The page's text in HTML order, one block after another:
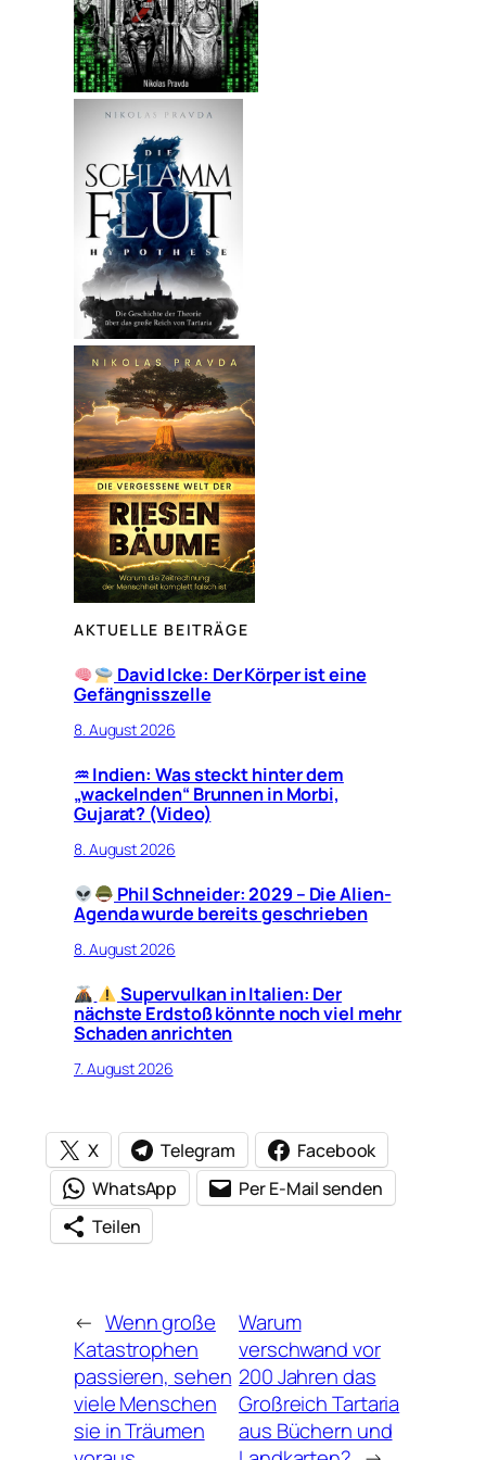
AKTUELLE BEITRÄGE
David Icke: Der Körper ist eine
Gefängnisszelle
8. August 2026
♒︎ Indien: Was steckt hinter dem
„wackelnden“ Brunnen in Morbi,
Gujarat? (Video)
8. August 2026
Phil Schneider: 2029 – Die Alien-
Agenda wurde bereits geschrieben
8. August 2026
Supervulkan in Italien: Der
nächste Erdstoß könnte noch viel mehr
Schaden anrichten
7. August 2026
X Telegram
Facebook
WhatsApp
Per E-Mail senden
Teilen
← Wenn große
Katastrophen
passieren, sehen
viele Menschen
sie in Träumen
Warum
verschwand vor
200 Jahren das
Großreich Tartaria
aus Büchern und